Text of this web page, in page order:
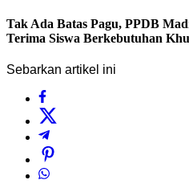
Tak Ada Batas Pagu, PPDB
Terima Siswa Berkebutuhan
Sebarkan artikel ini